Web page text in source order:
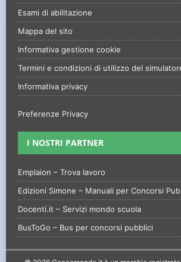
Esami di abilitazione
Mappa del sito
Informativa gestione cookie
Termini e condizioni di utilizzo del
Informativa privacy
Preferenze Privacy
I NOSTRI PARTNER
Emplaion – Trova lavoro
Edizioni Simone – Manuali per Concorsi
Docenti.it – Servizi mondo scuola
BusToGo – Bus per concorsi pubblici